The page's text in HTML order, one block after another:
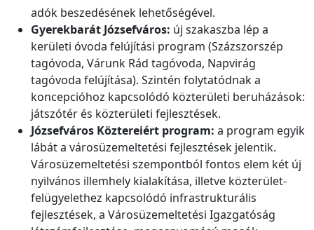
adók beszedésének lehetőségével.
Gyerekbarát Józsefváros: új szakaszba lép a
kerületi óvoda felújítási program (Százszorszép
tagóvoda, Várunk Rád tagóvoda, Napvirág
tagóvoda felújítása). Szintén folytatódnak a
koncepcióhoz kapcsolódó közterületi beruházások:
játszótér és közterületi fejlesztések.
Józsefváros Köztereiért program: a program egyik
lábát a városüzemeltetési fejlesztések jelentik.
Városüzemeltetési szempontból fontos elem két új
nyilvános illemhely kialakítása, illetve közterület-
felügyelethez kapcsolódó infrastrukturális
fejlesztések, a Városüzemeltetési Igazgatóság